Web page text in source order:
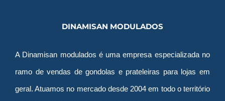
DINAMISAN MODULADOS
A Dinamisan modulados é uma empresa especializada no
ramo de vendas de gondolas e prateleiras para lojas em
geral. Atuamos no mercado desde 2004 em todo o território